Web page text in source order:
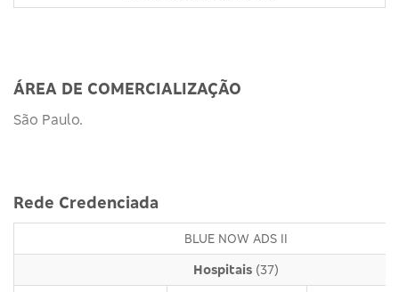
ÁREA DE COMERCIALIZAÇÃO
São Paulo.
Rede Credenciada
BLUE NOW ADS II
Hospitais (37)